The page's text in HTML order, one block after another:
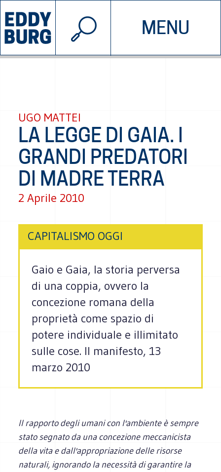
MENU
INIZIATIVE CHI SIAMO
© 2026 EDDYBURG
UGO MATTEI
LA LEGGE DI GAIA. I
GRANDI PREDATORI
DI MADRE TERRA
2 Aprile 2010
CAPITALISMO OGGI
Gaio e Gaia, la storia perversa
di una coppia, ovvero la
concezione romana della
proprietà come spazio di
potere individuale e illimitato
sulle cose. Il manifesto, 13
marzo 2010
Il rapporto degli umani con l'ambiente è sempre
stato segnato da una concezione meccanicista
della vita e dall'appropriazione delle risorse
naturali, ignorando la necessità di garantire la